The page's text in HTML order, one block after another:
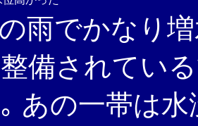
雨でかなり
備されてい
あの一帯は